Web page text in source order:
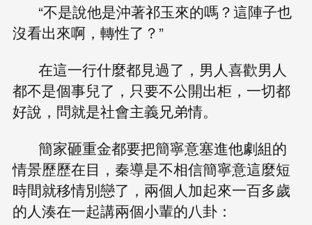
“不是說他是沖著祁玉來的嗎？這陣子也
沒看出來啊，轉性了？”
在這一行什麼都見過了，男人喜歡男人
都不是個事兒了，只要不公開出柜，一切都
好說，問就是社會主義兄弟情。
簡家砸重金都要把簡寧意塞進他劇組的
情景歷歷在目，秦導是不相信簡寧意這麼短
時間就移情別戀了，兩個人加起來一百多歲
的人湊在一起講兩個小輩的八卦：